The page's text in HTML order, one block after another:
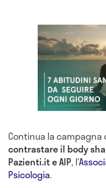
Continua la campagna
contrastare il body
Pazienti.it e AIP, l’
Psicologia.